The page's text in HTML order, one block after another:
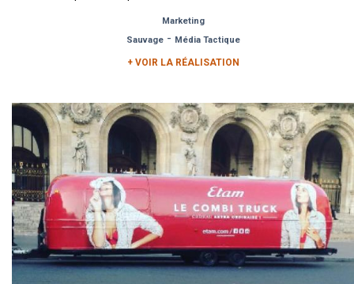
Marketing
Sauvage- Média Tactique
+ VOIR LA RÉALISATION